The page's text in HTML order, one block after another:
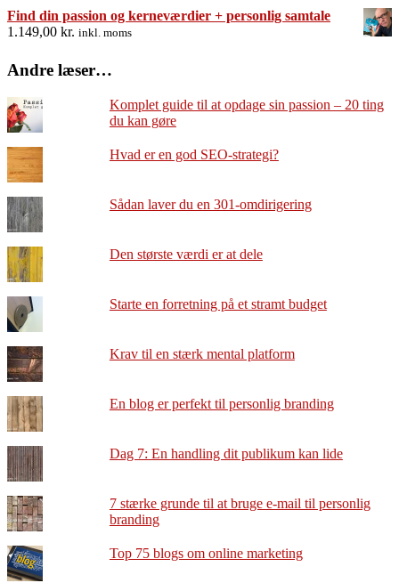
Find din passion og kerneværdier + personlig samtale
1.149,00 kr. inkl. moms
Andre læser…
Komplet guide til at opdage sin passion – 20 ting
du kan gøre
Hvad er en god SEO-strategi?
Sådan laver du en 301-omdirigering
Den største værdi er at dele
Starte en forretning på et stramt budget
Krav til en stærk mental platform
En blog er perfekt til personlig branding
Dag 7: En handling dit publikum kan lide
7 stærke grunde til at bruge e-mail til personlig
branding
Top 75 blogs om online marketing